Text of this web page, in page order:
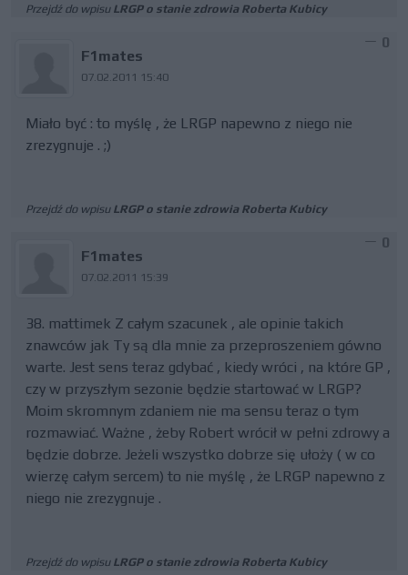
Przejdź do wpisu LRGP o stanie zdrowia Roberta Kubicy
F1mates
07.02.2011 15:40
0
Miało być : to myślę , że LRGP napewno z niego nie
zrezygnuje . ;)
Przejdź do wpisu LRGP o stanie zdrowia Roberta Kubicy
F1mates
07.02.2011 15:39
0
38. mattimek Z całym szacunek , ale opinie takich
znawców jak Ty są dla mnie za przeproszeniem gówno
warte. Jest sens teraz gdybać , kiedy wróci , na które GP ,
czy w przyszłym sezonie będzie startować w LRGP?
Moim skromnym zdaniem nie ma sensu teraz o tym
rozmawiać. Ważne , żeby Robert wrócił w pełni zdrowy a
będzie dobrze. Jeżeli wszystko dobrze się ułoży ( w co
wierzę całym sercem) to nie myślę , że LRGP napewno z
niego nie zrezygnuje .
Przejdź do wpisu LRGP o stanie zdrowia Roberta Kubicy